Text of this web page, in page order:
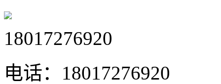
18017276920
电话： 18017276920